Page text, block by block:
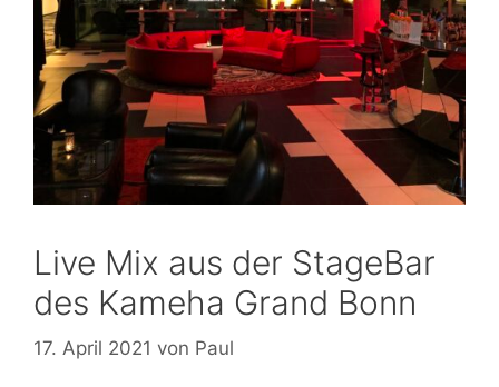
Live Mix aus der StageBar
des Kameha Grand Bonn
17. April 2021 von Paul